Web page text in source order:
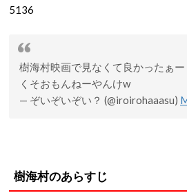
5136
樹海村映画で見なくて良かったぁー
くそおもんねーやんけw
— ぞいぞいぞい？ (@iroirohaaasu)
樹海村のあらすじ